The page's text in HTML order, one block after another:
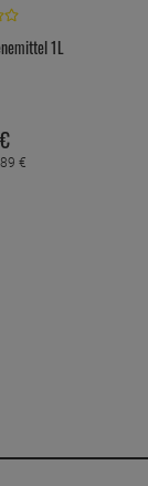
1L
€
89 €